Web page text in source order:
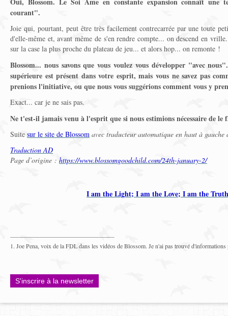
courant".
Joie qui, pourtant, peut être très facilement contrecarrée par une toute
d'elle-même et, avant même de s'en rendre compte... on descend en
sur la case la plus proche du plateau de jeu... et alors hop... on remonte !
Blossom... nous savons que vous voulez vous développer "avec
supérieure est présent dans votre esprit, mais vous ne savez pas
prenions l'initiative, ou que nous vous suggérions comment vous y
Exact... car je ne sais pas.
Ne t'est-il jamais venu à l'esprit que si nous estimions nécessaire de
Suite sur le site de Blossom avec traducteur automatique en haut à gauche
Traduction AD
Page d’origine : https://www.blossomgoodchild.com/24th-january-2/
I am the Light; I am the Love; I am the
1. Joe Pena, voix de la FDL dans les vidéos de Blossom. Je n'ai pas trouvé
S'inscrire à la newsletter